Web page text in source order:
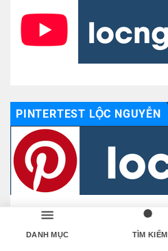
PINTERTEST LỘC NGUYỄN
DANH MỤC TÌM KIẾM